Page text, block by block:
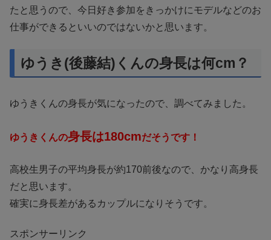
たと思うので、今日好き参加をきっかけにモデルなどのお
仕事ができるといいのではないかと思います。
ゆうき(後藤結)くんの身長は何cm？
ゆうきくんの身長が気になったので、調べてみました。
ゆうきくんの身長は180cmだそうです！
高校生男子の平均身長が約170前後なので、かなり高身長
だと思います。
確実に身長差があるカップルになりそうです。
スポンサーリンク